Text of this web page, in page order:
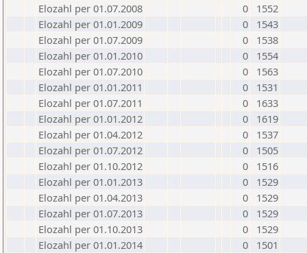
Elozahl per 01.07.2008
0
1552
Elozahl per 01.01.2009
0
1543
Elozahl per 01.07.2009
0
1538
Elozahl per 01.01.2010
0
1554
Elozahl per 01.07.2010
0
1563
Elozahl per 01.01.2011
0
1531
Elozahl per 01.07.2011
0
1633
Elozahl per 01.01.2012
0
1619
Elozahl per 01.04.2012
0
1537
Elozahl per 01.07.2012
0
1505
Elozahl per 01.10.2012
0
1516
Elozahl per 01.01.2013
0
1529
Elozahl per 01.04.2013
0
1529
Elozahl per 01.07.2013
0
1529
Elozahl per 01.10.2013
0
1529
Elozahl per 01.01.2014
0
1501